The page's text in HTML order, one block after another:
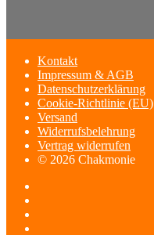
Kontakt
Impressum & AGB
Datenschutzerklärung
Cookie-Richtlinie (EU)
Versand
Widerrufsbelehrung
Vertrag widerrufen
© 2026 Chakmonie